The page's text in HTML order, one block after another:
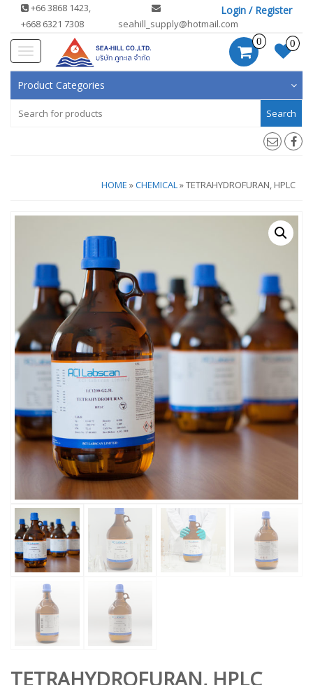
+66 3868 1423,
+668 6321 7308
seahill_supply@hotmail.com
Login / Register
Toggle
navigation
0 0
Product Categories
HOME »CHEMICAL » TETRAHYDROFURAN, HPLC
TETRAHYDROFURAN, HPLC